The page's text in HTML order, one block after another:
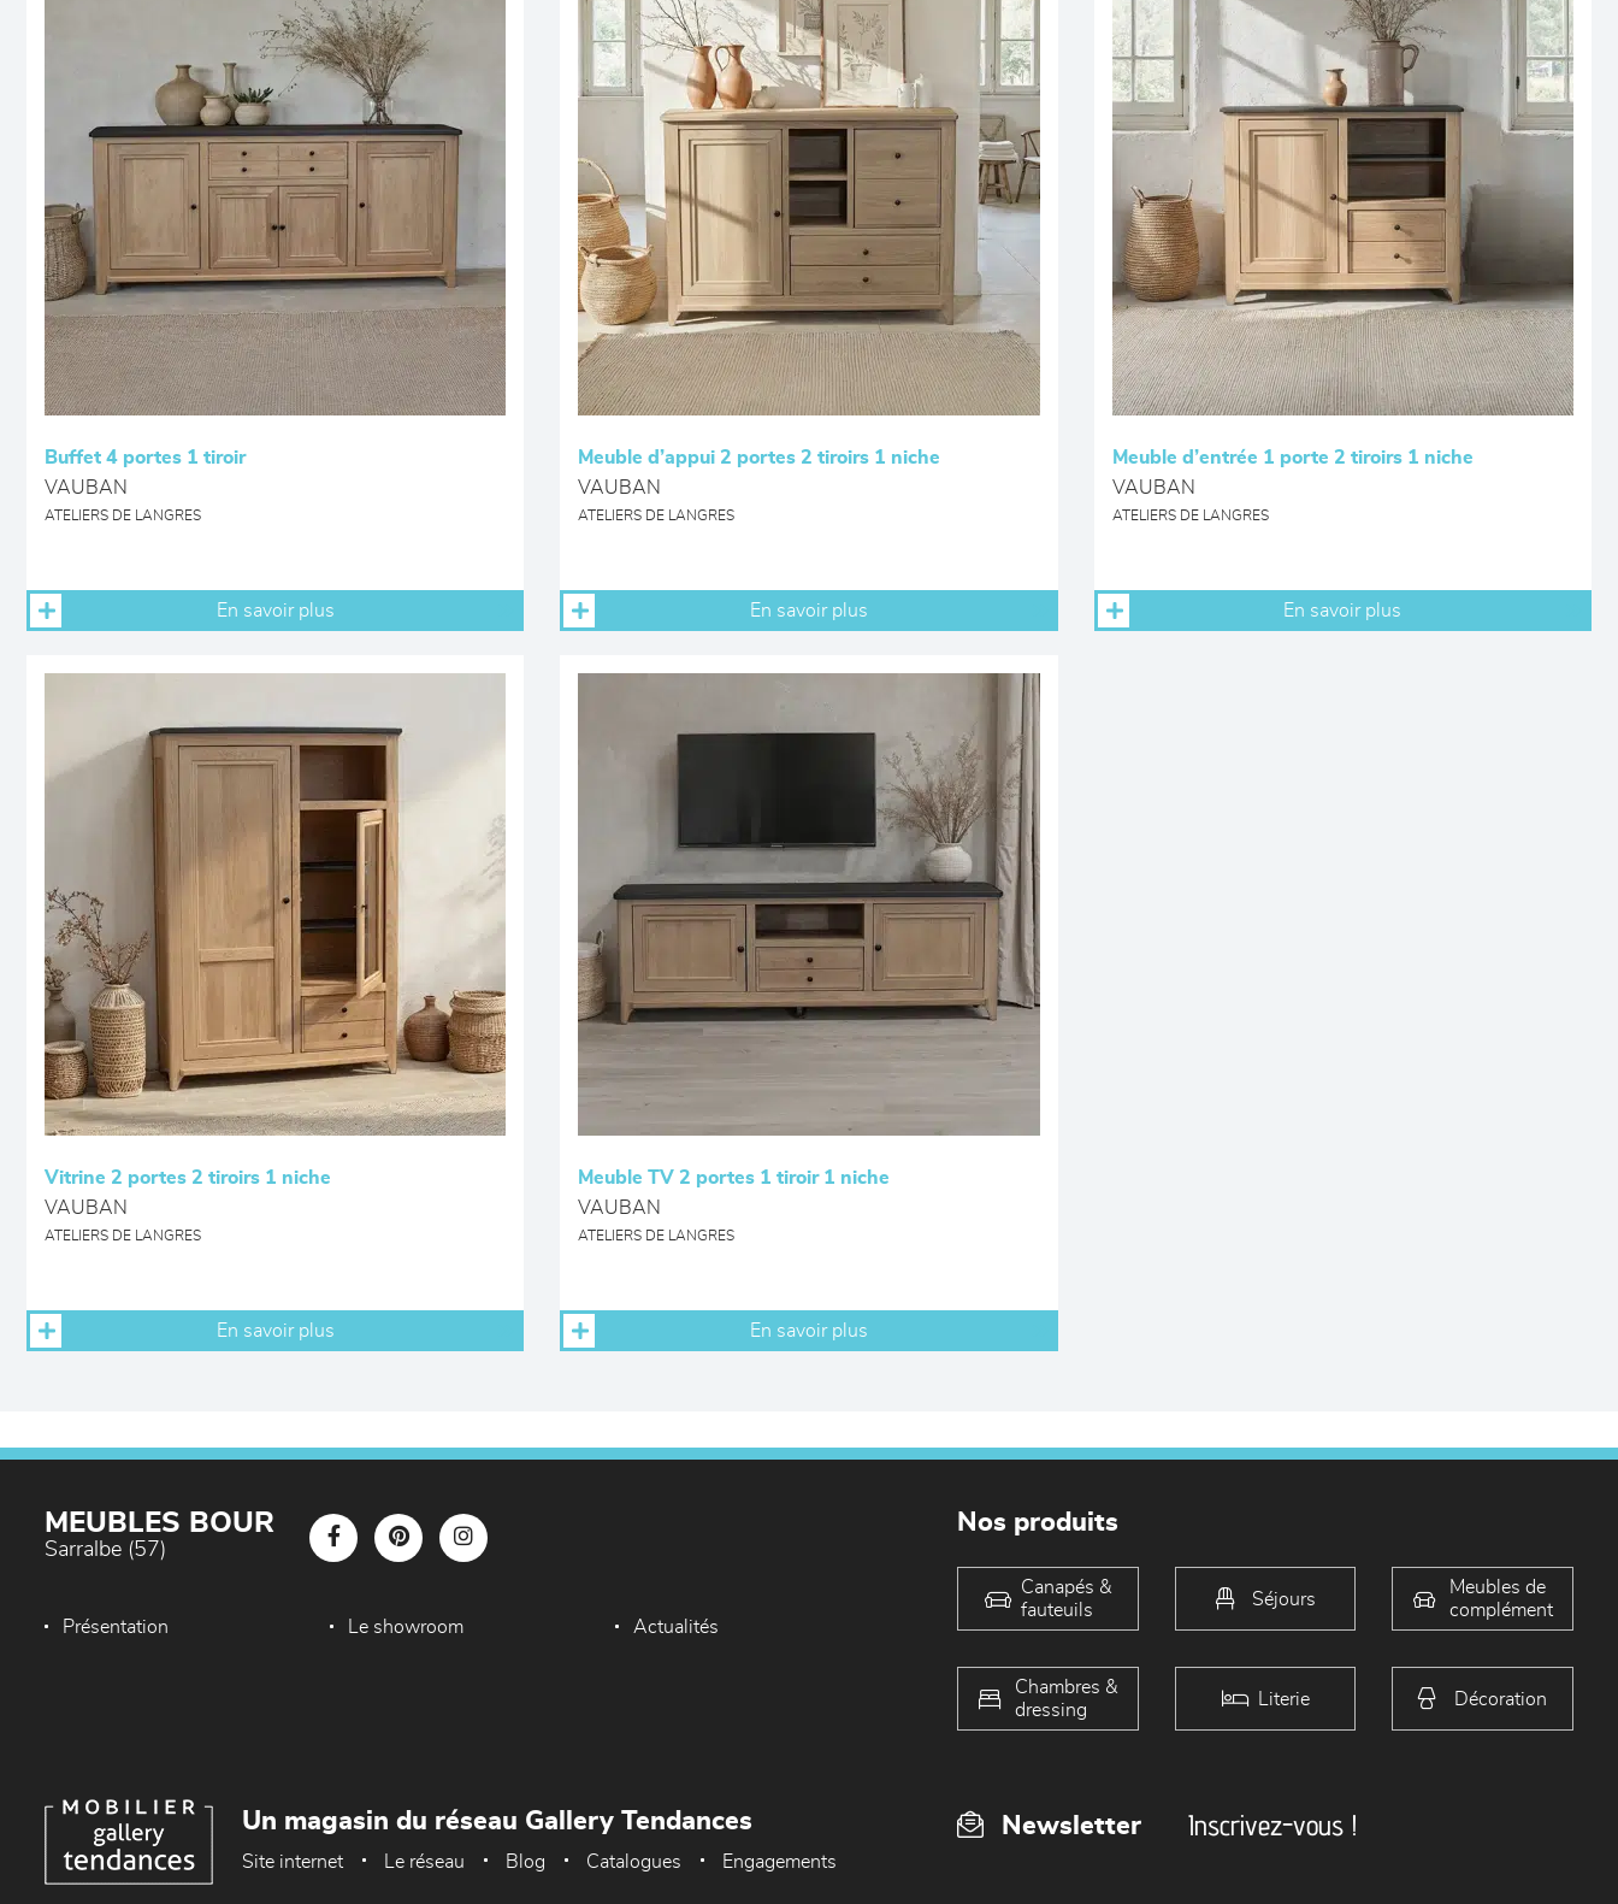
Buffet 4 portes 1 tiroir
VAUBAN
ATELIERS DE LANGRES
En savoir plus
Meuble d’appui 2 portes 2 tiroirs 1 niche
VAUBAN
ATELIERS DE LANGRES
En savoir plus
Meuble d’entrée 1 porte 2 tiroirs 1 niche
VAUBAN
ATELIERS DE LANGRES
En savoir plus
Vitrine 2 portes 2 tiroirs 1 niche
VAUBAN
ATELIERS DE LANGRES
En savoir plus
Meuble TV 2 portes 1 tiroir 1 niche
VAUBAN
ATELIERS DE LANGRES
En savoir plus
MEUBLES BOUR
Sarralbe (57)
Présentation Le showroom Actualités
Nos produits
Canapés &
fauteuils
Séjours
Meubles de
complément
Chambres &
dressing
Literie Décoration
Newsletter Inscrivez-vous !
Un magasin du réseau Gallery Tendances
Site internet Le réseau Blog Catalogues Engagements